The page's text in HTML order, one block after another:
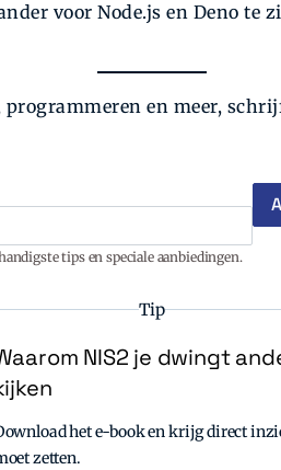
voor Node.js en Deno te
programmeren en meer,
tips en speciale aanbiedingen.
Tip
NIS2 je dwingt
het e-book en krijg direct
zetten.